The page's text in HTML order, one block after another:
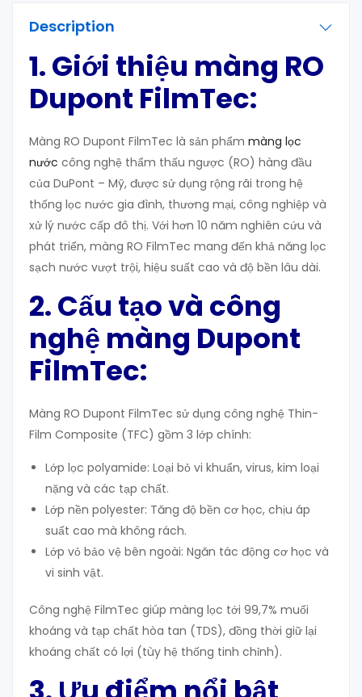
Description
1. Giới thiệu màng RO
Dupont FilmTec:
Màng RO Dupont FilmTec là sản phẩm màng lọc
nước công nghệ thẩm thấu ngược (RO) hàng đầu
của DuPont – Mỹ, được sử dụng rộng rãi trong hệ
thống lọc nước gia đình, thương mại, công nghiệp và
xử lý nước cấp đô thị. Với hơn 10 năm nghiên cứu và
phát triển, màng RO FilmTec mang đến khả năng lọc
sạch nước vượt trội, hiệu suất cao và độ bền lâu dài.
2. Cấu tạo và công
nghệ màng Dupont
FilmTec:
Màng RO Dupont FilmTec sử dụng công nghệ Thin-
Film Composite (TFC) gồm 3 lớp chính:
Lớp lọc polyamide: Loại bỏ vi khuẩn, virus, kim loại
nặng và các tạp chất.
Lớp nền polyester: Tăng độ bền cơ học, chịu áp
suất cao mà không rách.
Lớp vỏ bảo vệ bên ngoài: Ngăn tác động cơ học và
vi sinh vật.
Công nghệ FilmTec giúp màng lọc tới 99,7% muối
khoáng và tạp chất hòa tan (TDS), đồng thời giữ lại
khoáng chất có lợi (tùy hệ thống tinh chỉnh).